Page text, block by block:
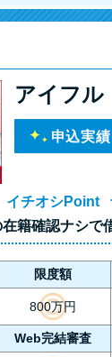
る？バンク
析
ほ銀行カー
せ先とシー
法
アイフル
申込実績
イチオシPoint
籍確認ナシで
限度額
800万円
Web完結審査